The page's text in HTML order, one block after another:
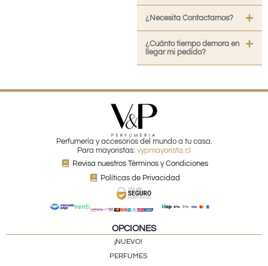
¿Necesita Contactarnos?
¿Cuánto tiempo demora en
llegar mi pedido?
Perfumería y accesorios del mundo a tu casa.
Para mayoristas: vypmayorista.cl
Revisa nuestros Términos y Condiciones
Políticas de Privacidad
OPCIONES
¡NUEVO!
PERFUMES